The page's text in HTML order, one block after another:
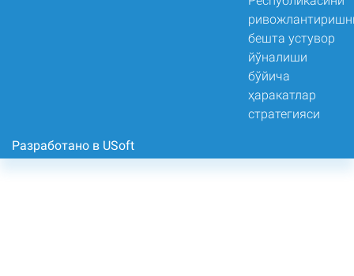
Разработано в USoft